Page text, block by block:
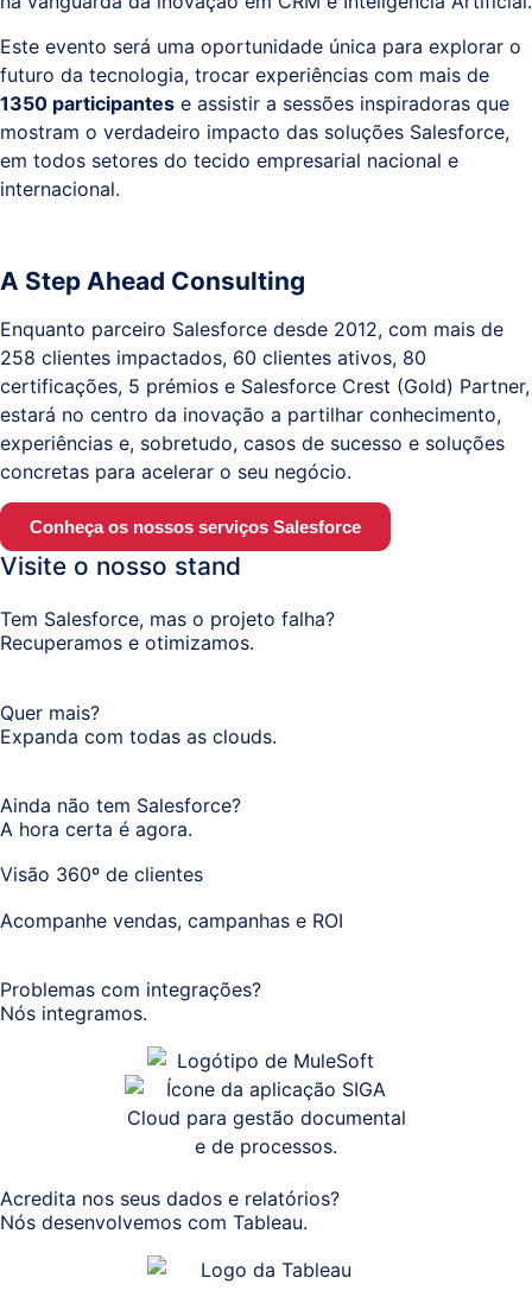
Este evento será uma oportunidade única para explorar o
futuro da tecnologia, trocar experiências com mais de
1350 participantes e assistir a sessões inspiradoras que
mostram o verdadeiro impacto das soluções Salesforce,
em todos setores do tecido empresarial nacional e
internacional.
A Step Ahead Consulting
Enquanto parceiro Salesforce desde 2012, com mais de
258 clientes impactados, 60 clientes ativos, 80
certificações, 5 prémios e Salesforce Crest (Gold) Partner,
estará no centro da inovação a partilhar conhecimento,
experiências e, sobretudo, casos de sucesso e soluções
concretas para acelerar o seu negócio.
Conheça os nossos serviços Salesforce
Visite o nosso stand
Tem Salesforce, mas o projeto falha?
Recuperamos e otimizamos.
Quer mais?
Expanda com todas as clouds.
Ainda não tem Salesforce?
A hora certa é agora.
Visão 360º de clientes
Acompanhe vendas, campanhas e ROI
Problemas com integrações?
Nós integramos.
Acredita nos seus dados e relatórios?
Nós desenvolvemos com Tableau.